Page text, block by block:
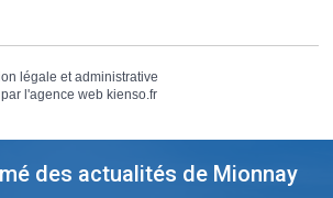
légale et administrative
l'agence web kienso.fr
des actualités de Mionnay